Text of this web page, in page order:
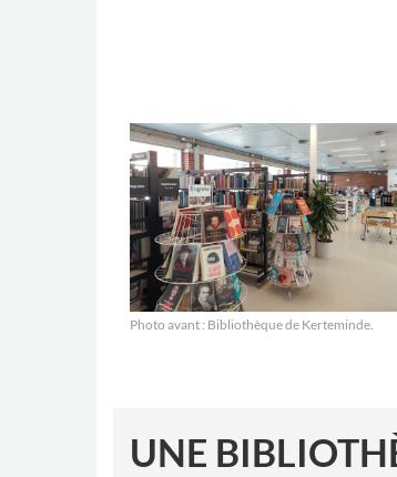
Photo avant : Bibliothèque de Kerteminde.
UNE